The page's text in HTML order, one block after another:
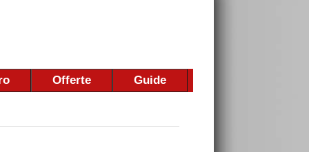
Offerte Guide